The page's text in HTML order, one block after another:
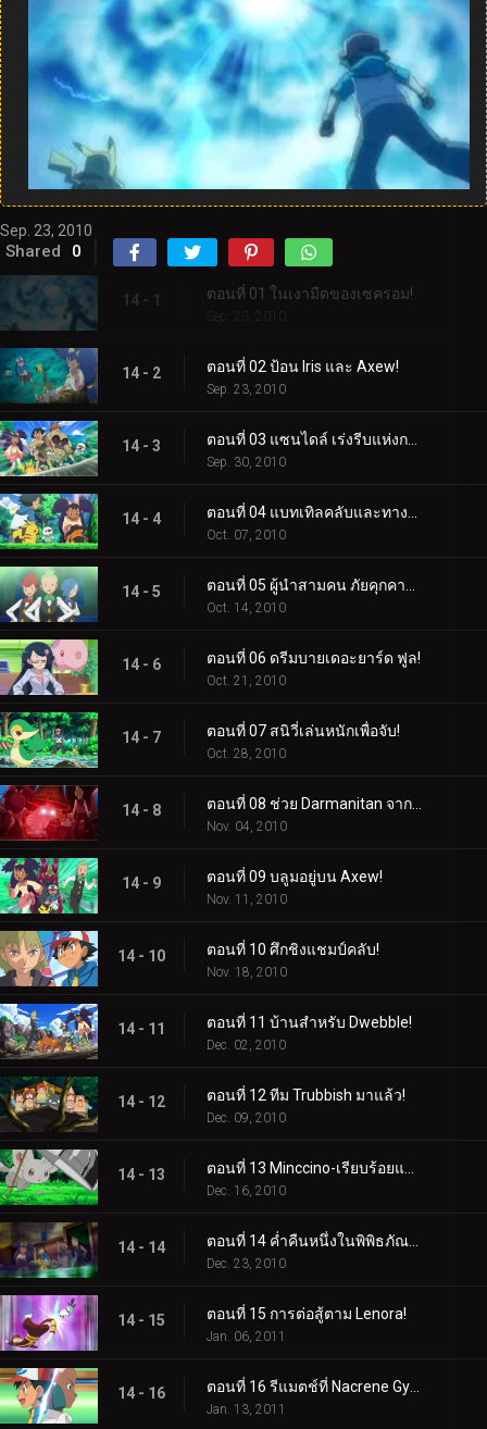
Sep. 23, 2010
Shared 0
14 - 1 ตอนที่ 01 ในเงามืดของเซครอม!
Sep. 23, 2010
14 - 2 ตอนที่ 02 ป้อน Iris และ Axew!
Sep. 23, 2010
14 - 3
Sep. 30, 2010
14 - 4
Oct. 07, 2010
14 - 5
Oct. 14, 2010
14 - 6 ตอนที่ 06 ดรีมบายเดอะยาร์ด ฟูล!
Oct. 21, 2010
14 - 7 ตอนที่ 07 สนิวี่เล่นหนักเพื่อจับ!
Oct. 28, 2010
14 - 8
Nov. 04, 2010
14 - 9 ตอนที่ 09 บลูมอยู่บน Axew!
Nov. 11, 2010
14 - 10 ตอนที่ 10 ศึกชิงแชมป์คลับ!
Nov. 18, 2010
14 - 11 ตอนที่ 11 บ้านสำหรับ Dwebble!
Dec. 02, 2010
14 - 12 ตอนที่ 12 ทีม Trubbish มาแล้ว!
Dec. 09, 2010
14 - 13
Dec. 16, 2010
14 - 14
Dec. 23, 2010
14 - 15 ตอนที่ 15 การต่อสู้ตาม Lenora!
Jan. 06, 2011
14 - 16
Jan. 13, 2011